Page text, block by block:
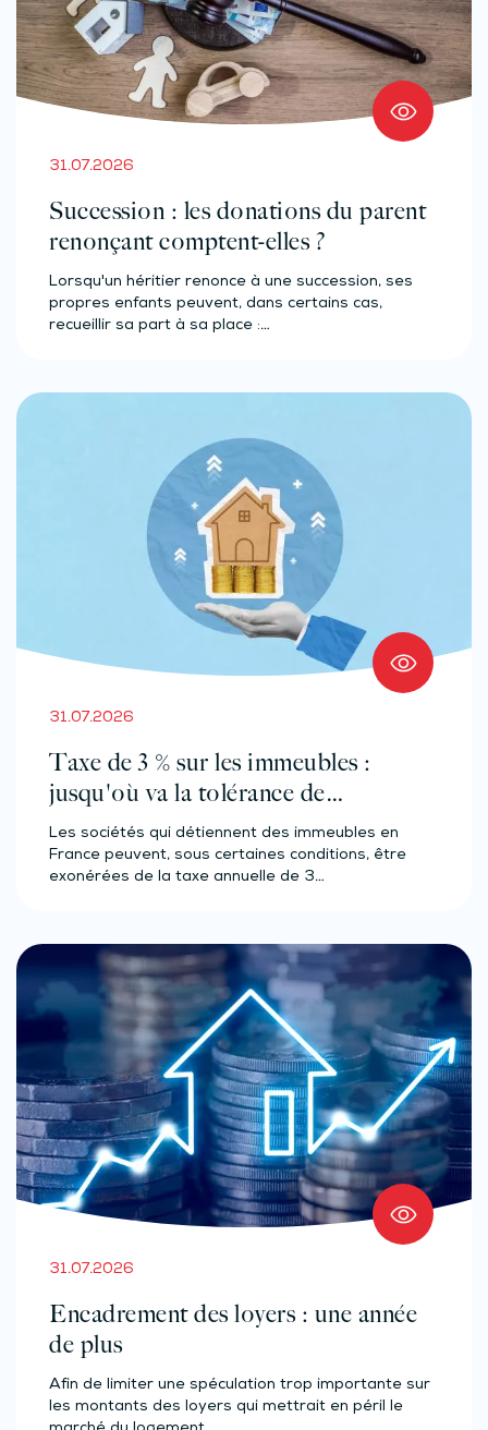
31.07.2026
Succession : les donations du parent
renonçant comptent-elles ?
Lorsqu'un héritier renonce à une succession, ses
propres enfants peuvent, dans certains cas,
recueillir sa part à sa place :…
31.07.2026
Taxe de 3 % sur les immeubles :
jusqu'où va la tolérance de
l'administration ?
Les sociétés qui détiennent des immeubles en
France peuvent, sous certaines conditions, être
exonérées de la taxe annuelle de 3…
31.07.2026
Encadrement des loyers : une année
de plus
Afin de limiter une spéculation trop importante sur
les montants des loyers qui mettrait en péril le